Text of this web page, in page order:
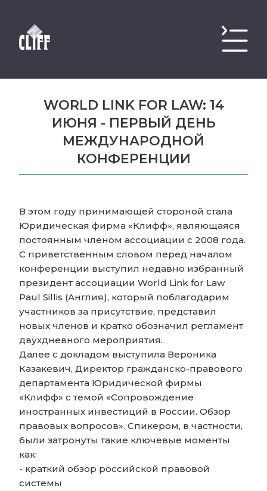
WORLD LINK FOR LAW: 14
ИЮНЯ - ПЕРВЫЙ ДЕНЬ
МЕЖДУНАРОДНОЙ
КОНФЕРЕНЦИИ
В этом году принимающей стороной стала
Юридическая фирма «Клифф», являющаяся
постоянным членом ассоциации с 2008 года.
С приветственным словом перед началом
конференции выступил недавно избранный
президент ассоциации World Link for Law
Paul Sillis (Англия), который поблагодарим
участников за присутствие, представил
новых членов и кратко обозначил регламент
двухдневного мероприятия.
Далее с докладом выступила Вероника
Казакевич, Директор гражданско-правового
департамента Юридической фирмы
«Клифф» с темой «Сопровождение
иностранных инвестиций в России. Обзор
правовых вопросов». Спикером, в частности,
были затронуты такие ключевые моменты
как:
- краткий обзор российской правовой
системы